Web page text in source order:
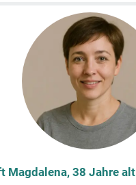
Magdalena, 38 Jahre alt